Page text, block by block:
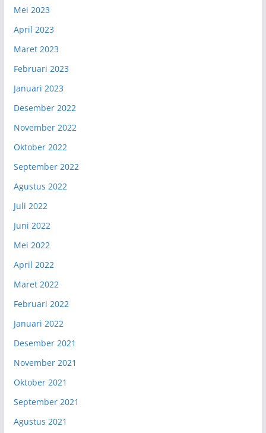
Mei 2023
April 2023
Maret 2023
Februari 2023
Januari 2023
Desember 2022
November 2022
Oktober 2022
September 2022
Agustus 2022
Juli 2022
Juni 2022
Mei 2022
April 2022
Maret 2022
Februari 2022
Januari 2022
Desember 2021
November 2021
Oktober 2021
September 2021
Agustus 2021